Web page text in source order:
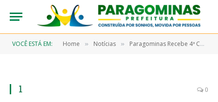
VOCÊ ESTÁ EM: Home » Notícias » Paragominas Recebe 4ª Conferência Municipal de Meio Ambiente no Dia 22 de Janeiro
1 0